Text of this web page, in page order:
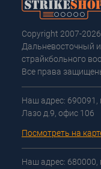
Copyright 2007-
Дальневосточный
страйкбольного
Все права
Наш адрес: 690091,
Лазо д.9, офис 106
Посмотреть на
Наш адрес: 680000,